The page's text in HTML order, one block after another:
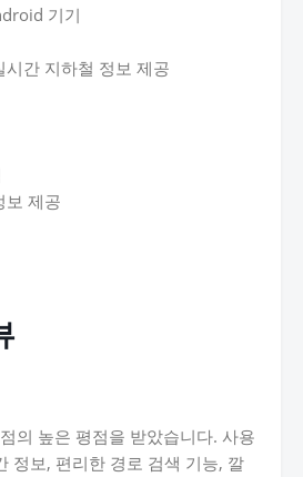
기기
간 지하철 정보 제공
보 제공
의 높은 평점을 받았습니다. 사용
정보, 편리한 경로 검색 기능, 깔